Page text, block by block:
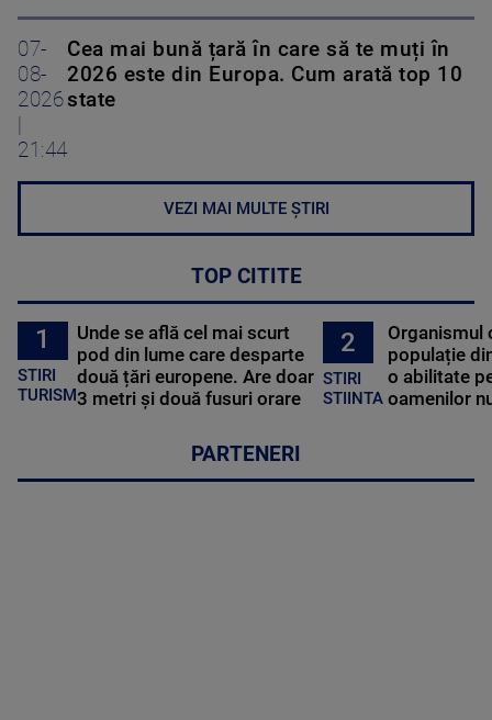
07-
08-
2026
21:44
Cea mai bună țară în care să te muți în
2026 este din Europa. Cum arată top 10
state
VEZI MAI MULTE ȘTIRI
TOP CITITE
1
STIRI
TURISM
Unde se află cel mai scurt
pod din lume care desparte
două țări europene. Are doar
3 metri și două fusuri orare
2
STIRI
STIINTA
Organismul
populație
o abilitate
oamenilor
PARTENERI